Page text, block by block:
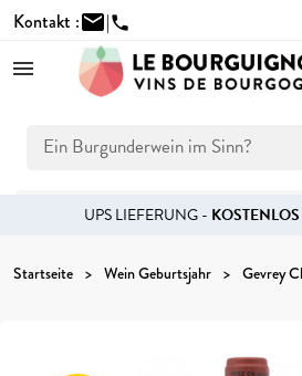
Kontakt :mail|phone
UPS LIEFERUNG -
Startseite Wein Geburtsjahr Gevrey